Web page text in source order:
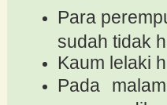
Para
sudah tidak
Kaum lelaki
Pada